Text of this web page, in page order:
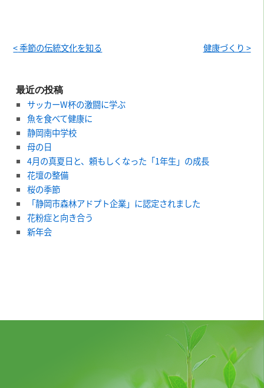
<季節の伝統文化を知る 健康づくり >
最近の投稿
サッカーW杯の激闘に学ぶ
魚を食べて健康に
静岡南中学校
母の日
4月の真夏日と、頼もしくなった「1年生」の成長
花壇の整備
桜の季節
「静岡市森林アドプト企業」に認定されました
花粉症と向き合う
新年会
平金産業株式会社
本社〒422-8027 静岡市駿河区豊田2丁目9番17号